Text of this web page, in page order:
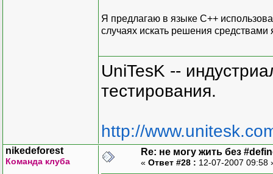
Я предлагаю в языке С++
случаях искать решения средствами
UniTesK --
тестирования.
http://
nikedeforest
Команда клуба
Re: не могу жить без
« Ответ #28 : 12-07-2007 09:58